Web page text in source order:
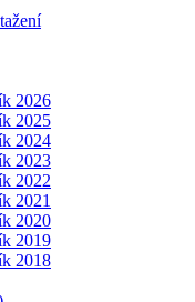
2026
2025
2024
2023
2022
2021
2020
2019
2018